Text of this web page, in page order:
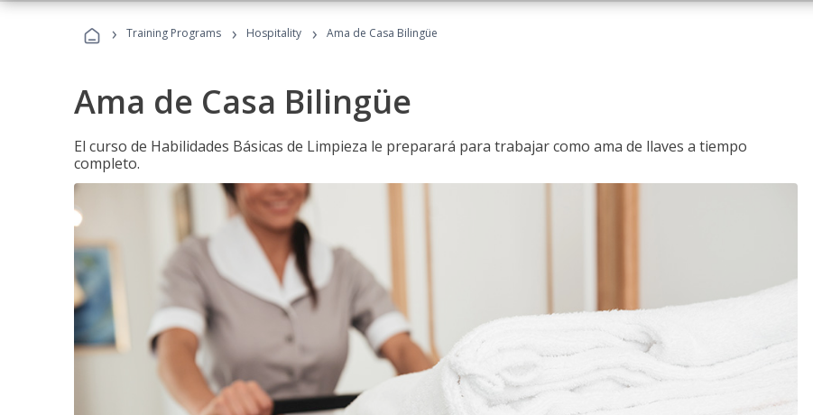
› Training Programs › Hospitality › Ama de Casa Bilingüe
Ama de Casa Bilingüe
El curso de Habilidades Básicas de Limpieza le preparará para trabajar como ama de llaves a tiempo
completo.